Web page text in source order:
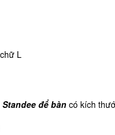
L
Standee để bàncó kích